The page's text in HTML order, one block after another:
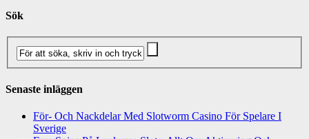
Sök
Senaste inläggen
För- Och Nackdelar Med Slotworm Casino För Spelare I
Sverige